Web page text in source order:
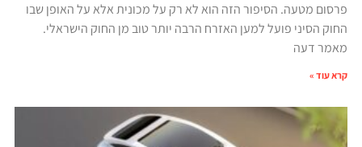
פרסום מטעה. הסיפור הזה הוא לא רק על מכונית אלא על האופן שבו
החוק הסיני פועל למען האזרח הרבה יותר טוב מן החוק הישראלי.
מאמר דעה
קרא עוד »